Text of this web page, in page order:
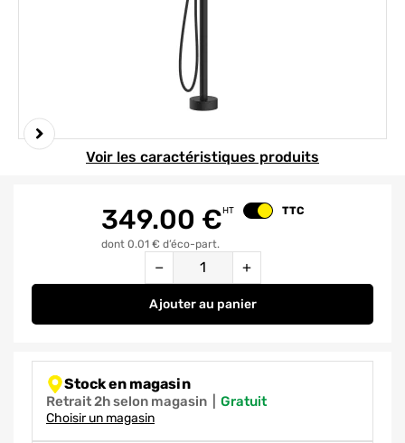
HT Changer le prix
TTC
349.00 €
dont 0.01 € d’éco-part.
− +
Ajouterau panier
Mitigeur colonne pour baignoire
Stock en magasin
Retrait 2h selon magasin gratuit
Choisir un magasin
Element 1 sur 4
Voir les caractéristiques produits